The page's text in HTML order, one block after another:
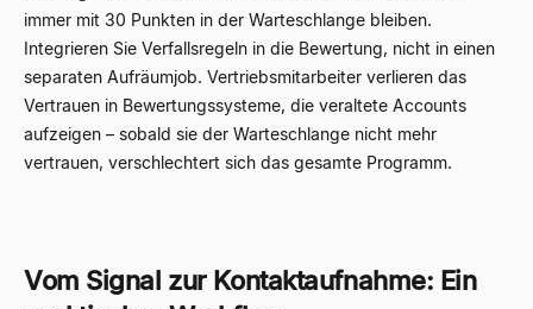
immer mit 30 Punkten in der Warteschlange bleiben.
Integrieren Sie Verfallsregeln in die Bewertung, nicht in einen
separaten Aufräumjob. Vertriebsmitarbeiter verlieren das
Vertrauen in Bewertungssysteme, die veraltete Accounts
aufzeigen – sobald sie der Warteschlange nicht mehr
vertrauen, verschlechtert sich das gesamte Programm.
Vom Signal zur Kontaktaufnahme: Ein